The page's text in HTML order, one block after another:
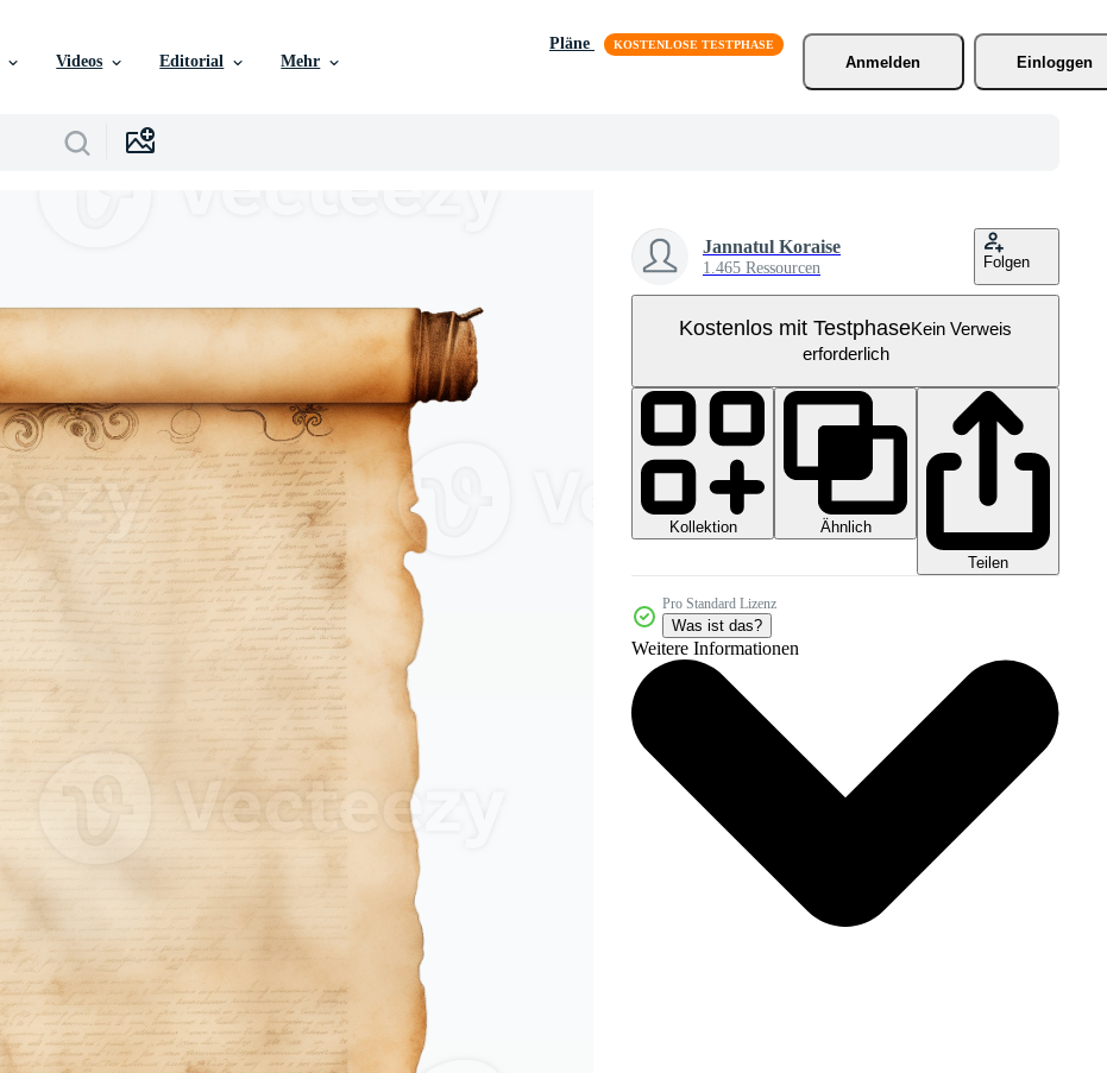
Videos Editorial Mehr
Pläne
Anmelden
Einloggen
Jannatul Koraise
1.465 Ressourcen Folgen
Kostenlos mit TestphaseKein Verweis
erforderlich
Kollektion
Ähnlich
Teilen
Pro Standard Lizenz
Was ist das?
Weitere Informationen